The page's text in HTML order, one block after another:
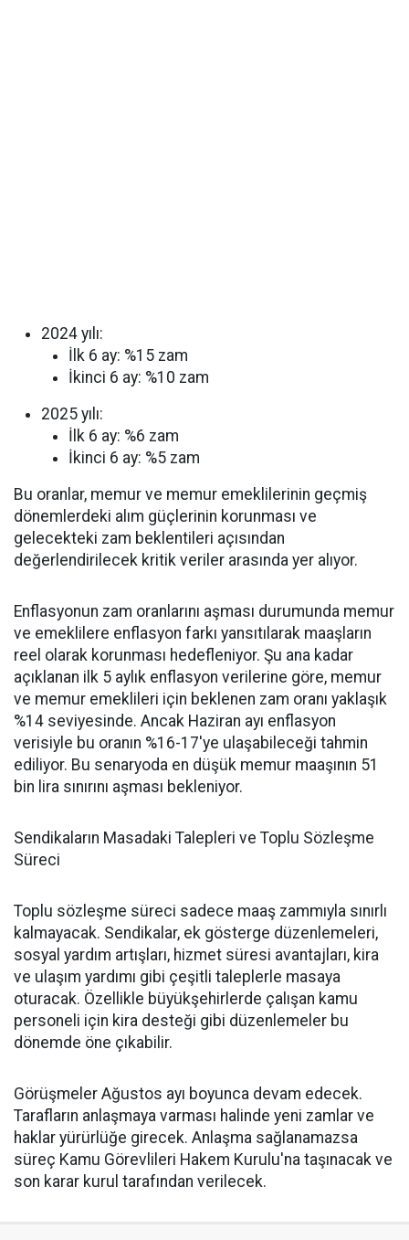
2024 yılı:
İlk 6 ay: %15 zam
İkinci 6 ay: %10 zam
2025 yılı:
İlk 6 ay: %6 zam
İkinci 6 ay: %5 zam
Bu oranlar, memur ve memur emeklilerinin geçmiş
dönemlerdeki alım güçlerinin korunması ve
gelecekteki zam beklentileri açısından
değerlendirilecek kritik veriler arasında yer alıyor.
Enflasyonun zam oranlarını aşması durumunda memur
ve emeklilere enflasyon farkı yansıtılarak maaşların
reel olarak korunması hedefleniyor. Şu ana kadar
açıklanan ilk 5 aylık enflasyon verilerine göre, memur
ve memur emeklileri için beklenen zam oranı yaklaşık
%14 seviyesinde. Ancak Haziran ayı enflasyon
verisiyle bu oranın %16-17'ye ulaşabileceği tahmin
ediliyor. Bu senaryoda en düşük memur maaşının 51
bin lira sınırını aşması bekleniyor.
Sendikaların Masadaki Talepleri ve Toplu Sözleşme
Süreci
Toplu sözleşme süreci sadece maaş zammıyla sınırlı
kalmayacak. Sendikalar, ek gösterge düzenlemeleri,
sosyal yardım artışları, hizmet süresi avantajları, kira
ve ulaşım yardımı gibi çeşitli taleplerle masaya
oturacak. Özellikle büyükşehirlerde çalışan kamu
personeli için kira desteği gibi düzenlemeler bu
dönemde öne çıkabilir.
Görüşmeler Ağustos ayı boyunca devam edecek.
Tarafların anlaşmaya varması halinde yeni zamlar ve
haklar yürürlüğe girecek. Anlaşma sağlanamazsa
süreç Kamu Görevlileri Hakem Kurulu'na taşınacak ve
son karar kurul tarafından verilecek.